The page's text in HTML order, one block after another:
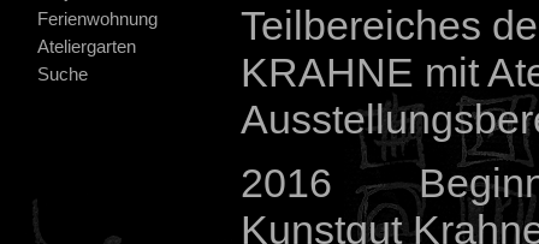
Ferienwohnung
Ateliergarten
Suche
Teilbereiches
KRAHNE mit
2016 Beginn
Kunstgut